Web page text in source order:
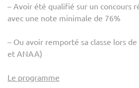
– Avoir été qualifié sur un concours
avec une note minimale de 76%
– Ou avoir remporté sa classe lors
et ANAA)
Le programme